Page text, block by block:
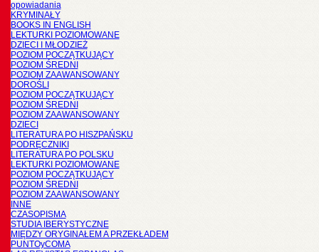
opowiadania
KRYMINAŁY
BOOKS IN ENGLISH
LEKTURKI POZIOMOWANE
DZIECI I MŁODZIEŻ
POZIOM POCZĄTKUJĄCY
POZIOM ŚREDNI
POZIOM ZAAWANSOWANY
DOROŚLI
POZIOM POCZĄTKUJĄCY
POZIOM ŚREDNI
POZIOM ZAAWANSOWANY
DZIECI
LITERATURA PO HISZPAŃSKU
PODRĘCZNIKI
LITERATURA PO POLSKU
LEKTURKI POZIOMOWANE
POZIOM POCZĄTKUJĄCY
POZIOM ŚREDNI
POZIOM ZAAWANSOWANY
INNE
CZASOPISMA
STUDIA IBERYSTYCZNE
MIĘDZY ORYGINAŁEM A PRZEKŁADEM
PUNTOyCOMA